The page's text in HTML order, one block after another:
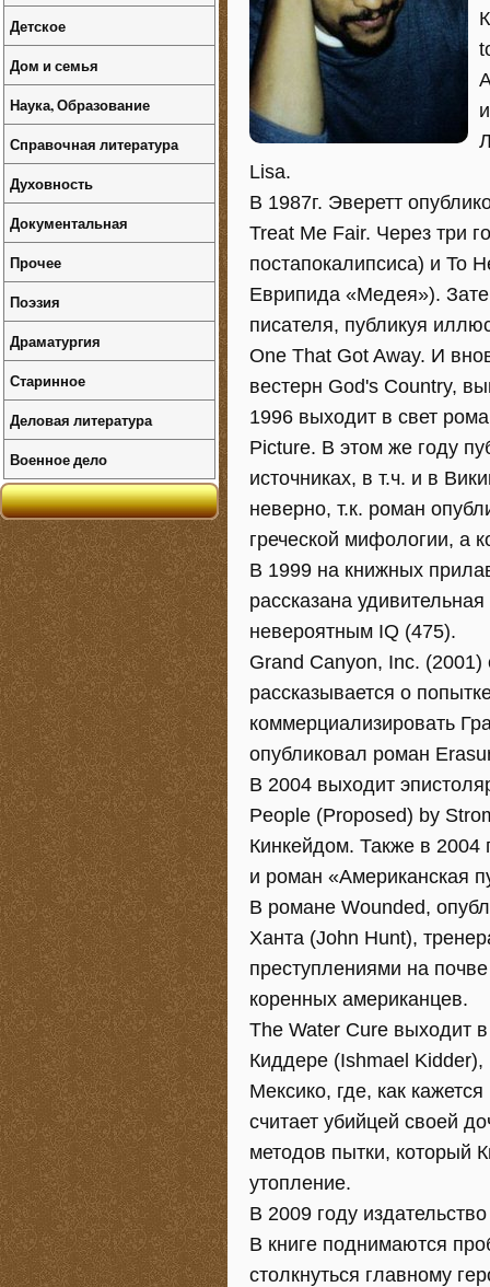
Lisa.
В 1987г. Эверетт
Treat Me Fair. Через три
постапокалипсиса) и To
Еврипида «Медея»).
писателя, публикуя
One That Got Away. И
вестерн God's Country,
1996 выходит в свет
Picture. В этом же году
источниках, в т.ч. и в
неверно, т.к. роман
греческой мифологии, а
В 1999 на книжных
рассказана
невероятным IQ (475).
Grand Canyon, Inc.
рассказывается о
коммерциализировать
опубликовал роман
В 2004 выходит
People (Proposed) by
Кинкейдом. Также в 2004
и роман «Американская
В романе Wounded,
Ханта (John Hunt),
преступлениями на
коренных американцев.
The Water Cure выходит
Киддере (Ishmael
Мексико, где, как
считает убийцей своей
методов пытки, который
утопление.
В 2009 году
В книге поднимаются
столкнуться главному
Детское
Дом и семья
Наука, Образование
Справочная литература
Духовность
Документальная
Прочее
Поэзия
Драматургия
Старинное
Деловая литература
Военное дело